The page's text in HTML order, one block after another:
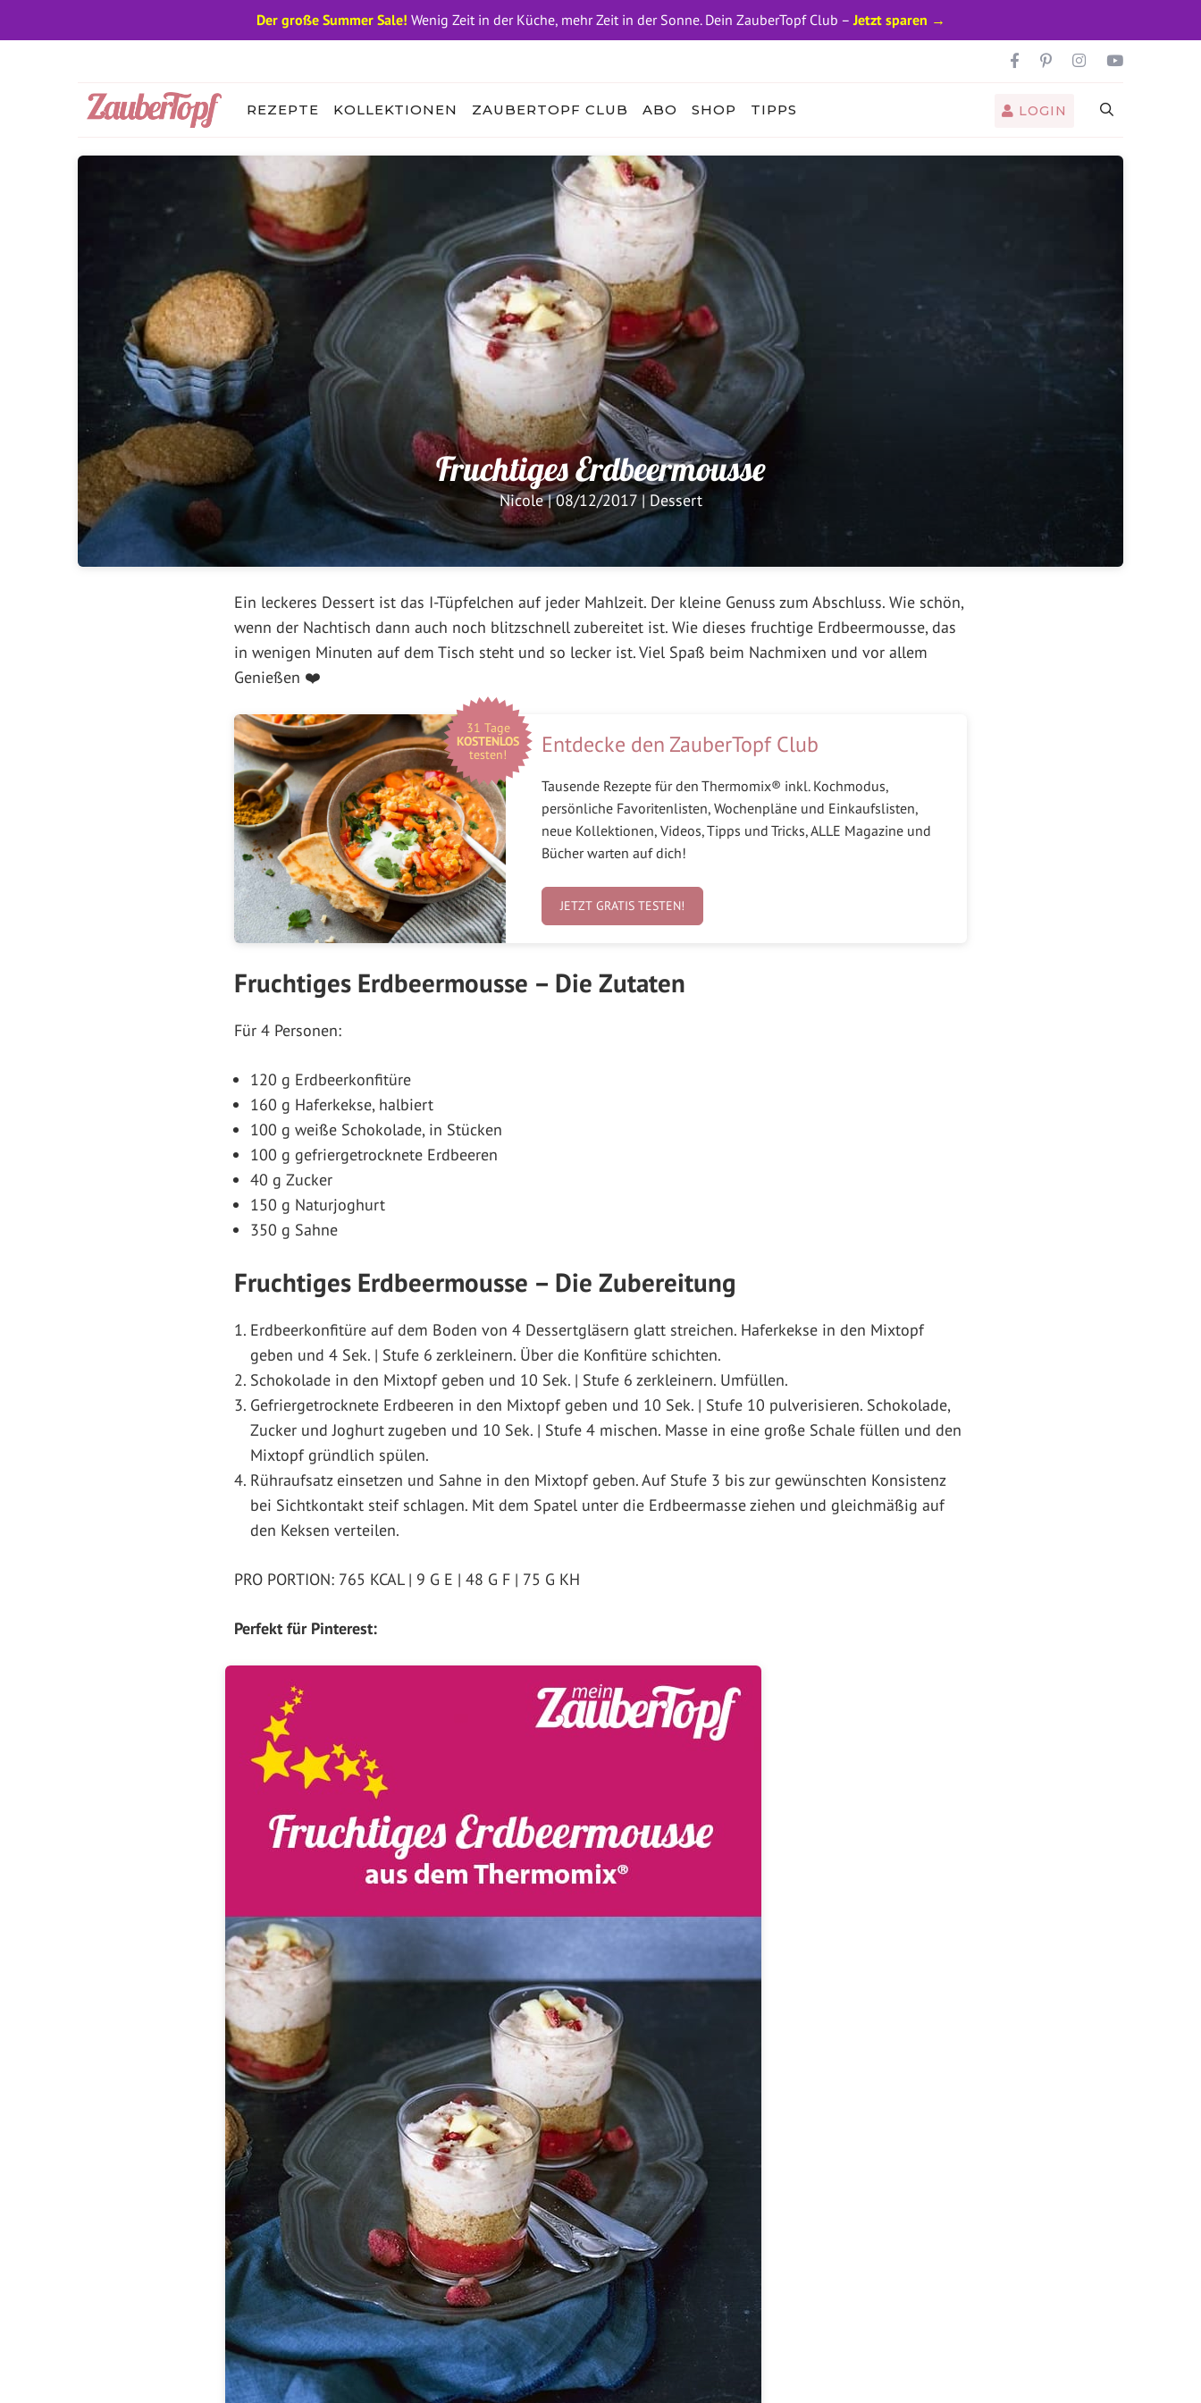
REZEPTE KOLLEKTIONEN ZAUBERTOPF CLUB ABO SHOP TIPPS LOGIN
Fruchtiges Erdbeermousse
Nicole|08/12/2017| Dessert
Ein leckeres Dessert ist das I-Tüpfelchen auf jeder Mahlzeit. Der kleine Genuss zum Abschluss. Wie schön,
wenn der Nachtisch dann auch noch blitzschnell zubereitet ist. Wie dieses fruchtige Erdbeermousse, das
in wenigen Minuten auf dem Tisch steht und so lecker ist. Viel Spaß beim Nachmixen und vor allem
Genießen ❤️
31 Tage
KOSTENLOS
testen!
Entdecke den ZauberTopf Club
Tausende Rezepte für den Thermomix® inkl. Kochmodus,
persönliche Favoritenlisten, Wochenpläne und Einkaufslisten,
neue Kollektionen, Videos, Tipps und Tricks, ALLE Magazine und
Bücher warten auf dich!
JETZT GRATIS TESTEN!
Fruchtiges Erdbeermousse – Die Zutaten
Für 4 Personen:
120 g Erdbeerkonfitüre
160 g Haferkekse, halbiert
100 g weiße Schokolade, in Stücken
100 g gefriergetrocknete Erdbeeren
40 g Zucker
150 g Naturjoghurt
350 g Sahne
Fruchtiges Erdbeermousse – Die Zubereitung
Erdbeerkonfitüre auf dem Boden von 4 Dessertgläsern glatt streichen. Haferkekse in den Mixtopf
geben und 4 Sek. | Stufe 6 zerkleinern. Über die Konfitüre schichten.
Schokolade in den Mixtopf geben und 10 Sek. | Stufe 6 zerkleinern. Umfüllen.
Gefriergetrocknete Erdbeeren in den Mixtopf geben und 10 Sek. | Stufe 10 pulverisieren. Schokolade,
Zucker und Joghurt zugeben und 10 Sek. | Stufe 4 mischen. Masse in eine große Schale füllen und den
Mixtopf gründlich spülen.
Rühraufsatz einsetzen und Sahne in den Mixtopf geben. Auf Stufe 3 bis zur gewünschten Konsistenz
bei Sichtkontakt steif schlagen. Mit dem Spatel unter die Erdbeermasse ziehen und gleichmäßig auf
den Keksen verteilen.
PRO PORTION: 765 KCAL | 9 G E | 48 G F | 75 G KH
Perfekt für Pinterest:
Der große Summer Sale! Wenig Zeit in der Küche, mehr Zeit in der Sonne. Dein ZauberTopf Club –Jetzt sparen →